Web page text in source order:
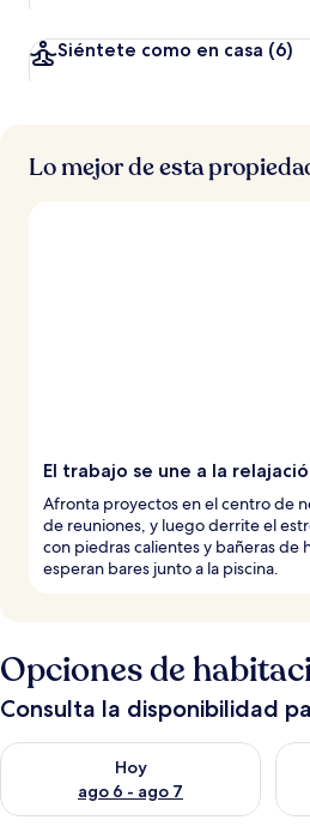
e
v
Siéntete como en casa (6)
Lo mejor de esta
El trabajo se une a la
Afronta proyectos en el centro de
de reuniones, y luego derrite el
con piedras calientes y bañeras de
esperan bares junto a la piscina.
Opciones de
Consulta la disponibilidad
Hoy
ago 6 - ago 7
Consulta la disponibilidad para hoy